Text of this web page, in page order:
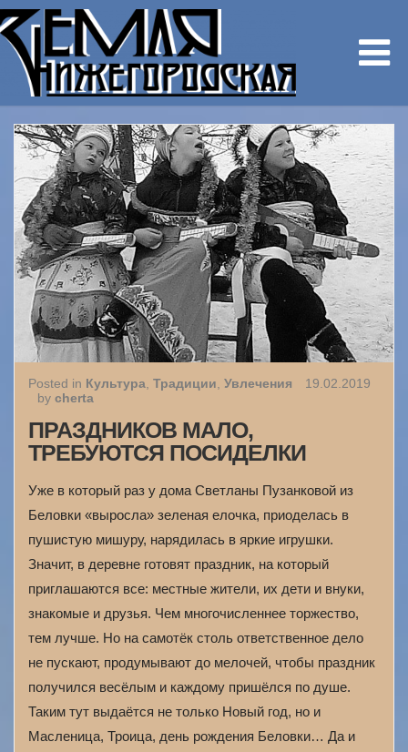
Posted in Культура, Традиции, Увлечения
19.02.2019
by cherta
ПРАЗДНИКОВ МАЛО,
ТРЕБУЮТСЯ ПОСИДЕЛКИ
Уже в который раз у дома Светланы Пузанковой из
Беловки «выросла» зеленая елочка, приоделась в
пушистую мишуру, нарядилась в яркие игрушки.
Значит, в деревне готовят праздник, на который
приглашаются все: местные жители, их дети и внуки,
знакомые и друзья. Чем многочисленнее торжество,
тем лучше. Но на самотёк столь ответственное дело
не пускают, продумывают до мелочей, чтобы праздник
получился весёлым и каждому пришёлся по душе.
Таким тут выдаётся не только Новый год, но и
Масленица, Троица, день рождения Беловки… Да и